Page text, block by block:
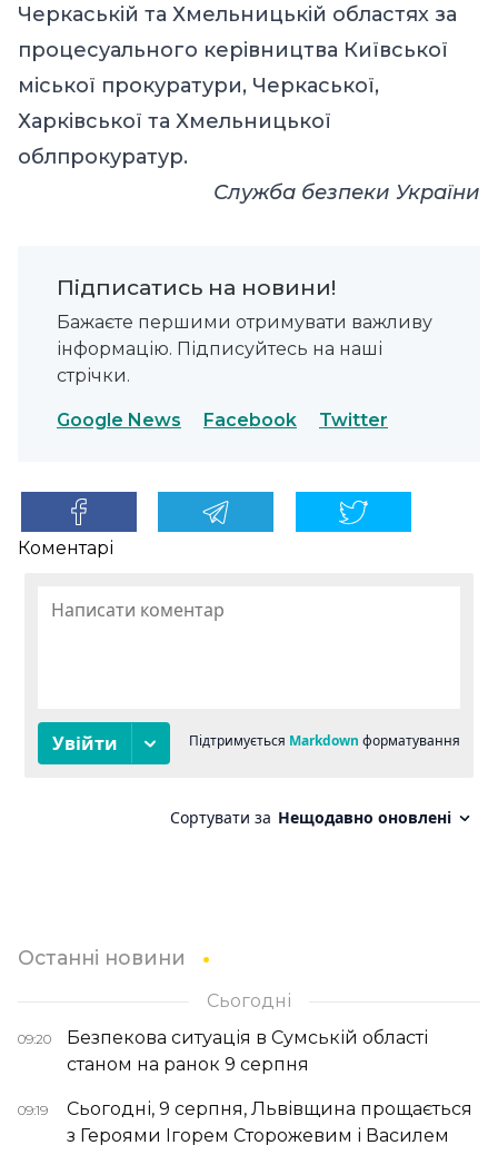
Черкаській та Хмельницькій областях за
процесуального керівництва Київської
міської прокуратури, Черкаської,
Харківської та Хмельницької
облпрокуратур.
Служба безпеки України
Підписатись на новини!
Бажаєте першими отримувати важливу
інформацію. Підписуйтесь на наші
стрічки.
Google News Facebook Twitter
Коментарі
Останні новини
Сьогодні
09:20
Безпекова ситуація в Сумській області
станом на ранок 9 серпня
09:19
Сьогодні, 9 серпня, Львівщина прощається
з Героями Ігорем Сторожевим і Василем